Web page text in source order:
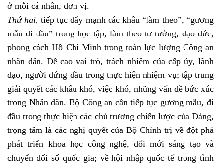
ở mỗi cá nhân, đơn vị.
Thứ hai, tiếp tục đẩy mạnh các khâu “làm theo”, “gương
mẫu đi đầu” trong học tập, làm theo tư tưởng, đạo đức,
phong cách Hồ Chí Minh trong toàn lực lượng Công an
nhân dân. Đề cao vai trò, trách nhiệm của cấp ủy, lãnh
đạo, người đứng đầu trong thực hiện nhiệm vụ; tập trung
giải quyết các khâu khó, việc khó, những vấn đề bức xúc
trong Nhân dân. Bộ Công an cần tiếp tục gương mẫu, đi
đầu trong thực hiện các chủ trương chiến lược của Đảng,
trọng tâm là các nghị quyết của Bộ Chính trị về đột phá
phát triển khoa học công nghệ, đổi mới sáng tạo và
chuyển đổi số quốc gia; về hội nhập quốc tế trong tình